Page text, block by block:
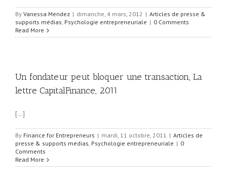
By Vanessa Mendez | dimanche, 4 mars, 2012 | Articles de presse &
supports médias Psychologie entrepreneuriale | 0 Comments
Read More
Un fondateur peut bloquer une transaction, La
lettre CapitalFinance, 2011
[…]
By Finance for Entrepreneurs | mardi, 11 octobre, 2011 | Articles de
presse & supports médias Psychologie entrepreneuriale | 0
Comments
Read More